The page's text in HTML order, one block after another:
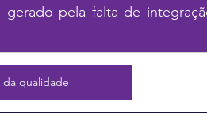
pela falta de
qualidade